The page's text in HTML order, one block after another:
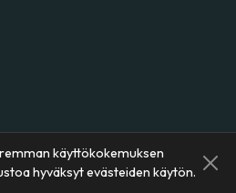
käyttökokemuksen
hyväksyt evästeiden käytön.